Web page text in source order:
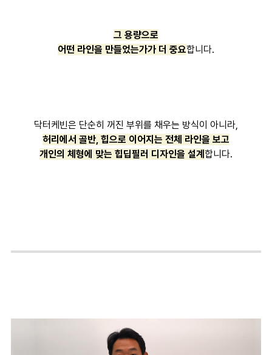
그 용량으로
어떤 라인을 만들었는가가 더 중요합니다.
닥터케빈은 단순히 꺼진 부위를 채우는 방식이 아니라,
허리에서 골반, 힙으로 이어지는 전체 라인을 보고
개인의 체형에 맞는 힙딥필러 디자인을 설계 합니다.